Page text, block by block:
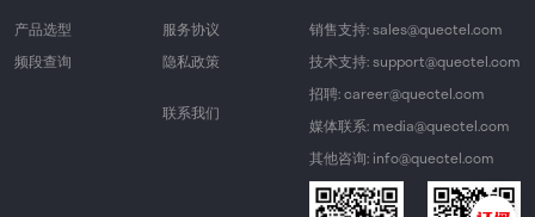
产品选型
频段查询
服务协议
隐私政策
联系我们
销售支持: sales@quectel.com
技术支持: support@quectel.com
招聘: career@quectel.com
媒体联系: media@quectel.com
其他咨询: info@quectel.com